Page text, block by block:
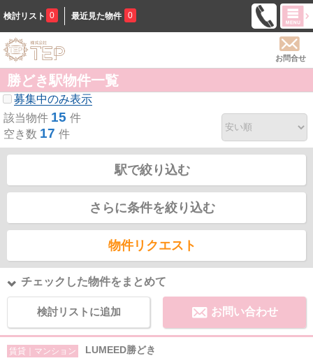
検討リスト 0 最近見た物件 0
お問合せ
勝どき駅物件一覧
募集中のみ表示
該当物件 15 件
空き数 17 件
駅で絞り込む
さらに条件を絞り込む
物件リクエスト
チェックした物件をまとめて
検討リストに追加 お問い合わせ
賃貸｜マンション LUMEED勝どき